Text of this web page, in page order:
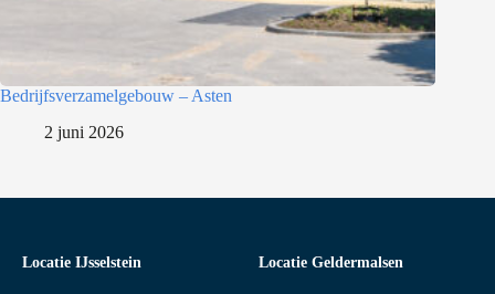
Bedrijfsverzamelgebouw – Asten
2 juni 2026
Locatie IJsselstein Locatie Geldermalsen